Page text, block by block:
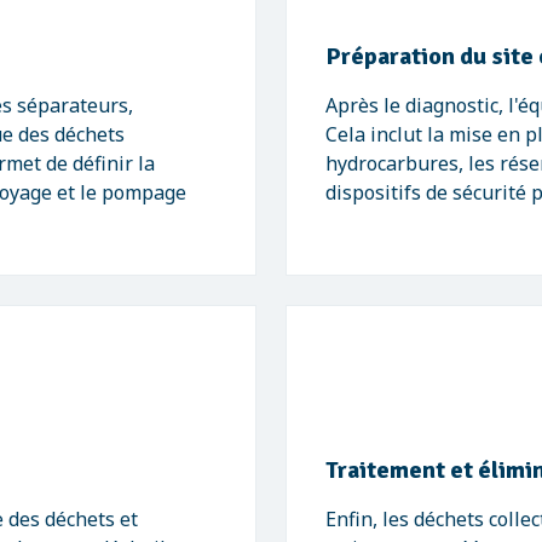
séparateurs,
des déchets
de définir la
et le pompage
Préparation du
Après le diagnostic,
Cela inclut la mise en
hydrocarbures, les
dispositifs de sécurité
déchets et
Traitement et
Enfin, les déchets